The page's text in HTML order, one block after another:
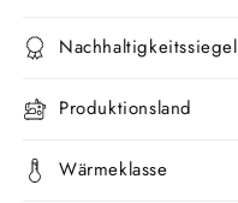
Nachhaltigkeitssiegel
Produktionsland
Wärmeklasse